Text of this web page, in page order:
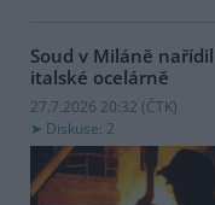
Soud v Miláně
italské ocelárně
27.7.2026 20:32 (ČTK)
Diskuse: 2